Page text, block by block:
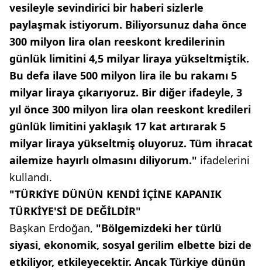
vesileyle sevindirici bir haberi sizlerle
paylaşmak istiyorum. Biliyorsunuz daha önce
300 milyon lira olan reeskont kredilerinin
günlük limitini 4,5 milyar liraya yükseltmiştik.
Bu defa ilave 500 milyon lira ile bu rakamı 5
milyar liraya çıkarıyoruz. Bir diğer ifadeyle, 3
yıl önce 300 milyon lira olan reeskont kredileri
günlük limitini yaklaşık 17 kat artırarak 5
milyar liraya yükseltmiş oluyoruz. Tüm ihracat
ailemize hayırlı olmasını diliyorum." ifadelerini
kullandı.
"TÜRKİYE DÜNÜN KENDİ İÇİNE KAPANIK
TÜRKİYE'Sİ DE DEĞİLDİR"
Başkan Erdoğan, "Bölgemizdeki her türlü
siyasi, ekonomik, sosyal gerilim elbette bizi de
etkiliyor, etkileyecektir. Ancak Türkiye dünün